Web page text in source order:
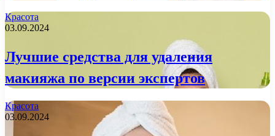
Красота
03.09.2024
Лучшие средства для удаления
макияжа по версии экспертов
Красота
03.09.2024